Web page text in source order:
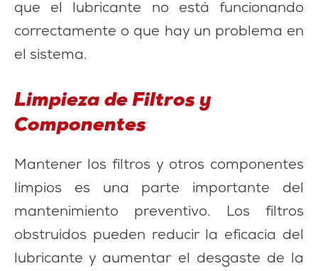
que el lubricante no está funcionando
correctamente o que hay un problema en
el sistema.
Limpieza de Filtros y
Componentes
Mantener los filtros y otros componentes
limpios es una parte importante del
mantenimiento preventivo. Los filtros
obstruidos pueden reducir la eficacia del
lubricante y aumentar el desgaste de la